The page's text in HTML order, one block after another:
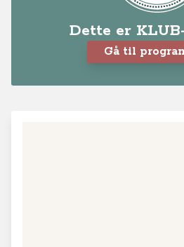
Dette er
Gå til